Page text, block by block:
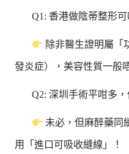
Q1: 香港做陰蒂整形可
除非醫生證明屬「
發炎症），美容性質一般
Q2: 深圳手術平咁多
未必，但麻醉藥同
用「進口可吸收縫線」！